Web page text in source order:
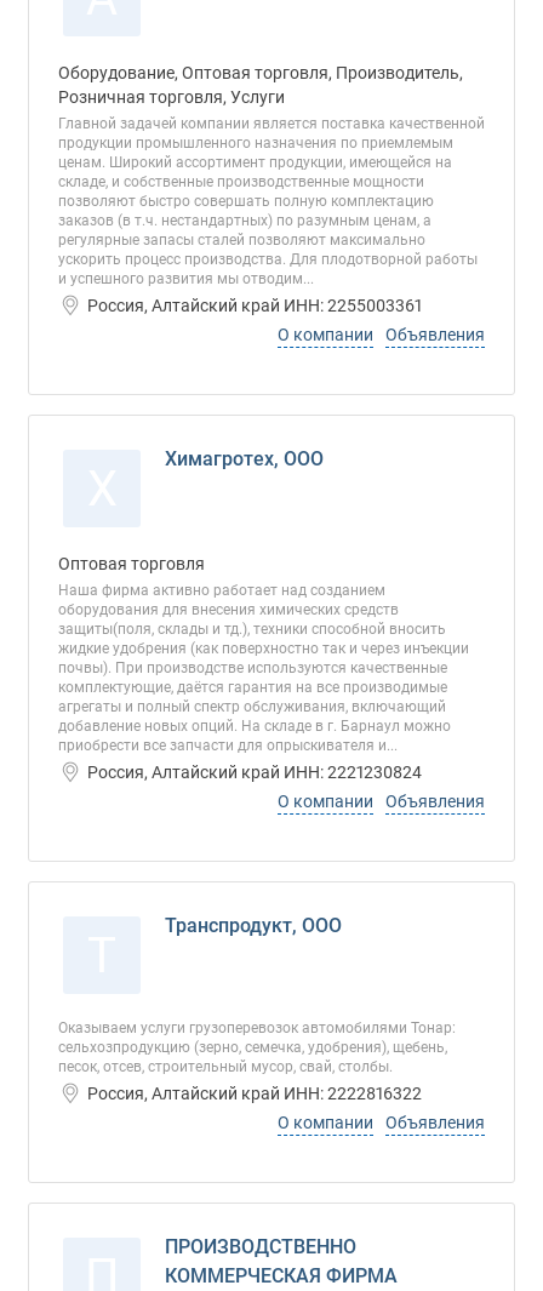
Оборудование, Оптовая торговля, Производитель,
Розничная торговля, Услуги
Главной задачей компании является поставка качественной
продукции промышленного назначения по приемлемым
ценам. Широкий ассортимент продукции, имеющейся на
складе, и собственные производственные мощности
позволяют быстро совершать полную комплектацию
заказов (в т.ч. нестандартных) по разумным ценам, а
регулярные запасы сталей позволяют максимально
ускорить процесс производства. Для плодотворной работы
и успешного развития мы отводим...
Россия, Алтайский край ИНН: 2255003361
О компании
Объявления
Химагротех, ООО
Оптовая торговля
Наша фирма активно работает над созданием
оборудования для внесения химических средств
защиты(поля, склады и тд.), техники способной вносить
жидкие удобрения (как поверхностно так и через инъекции
почвы). При производстве используются качественные
комплектующие, даётся гарантия на все производимые
агрегаты и полный спектр обслуживания, включающий
добавление новых опций. На складе в г. Барнаул можно
приобрести все запчасти для опрыскивателя и...
Россия, Алтайский край ИНН: 2221230824
О компании
Объявления
Транспродукт, ООО
Оказываем услуги грузоперевозок автомобилями Тонар:
сельхозпродукцию (зерно, семечка, удобрения), щебень,
песок, отсев, строительный мусор, свай, столбы.
Россия, Алтайский край ИНН: 2222816322
О компании
Объявления
ПРОИЗВОДСТВЕННО
КОММЕРЧЕСКАЯ ФИРМА